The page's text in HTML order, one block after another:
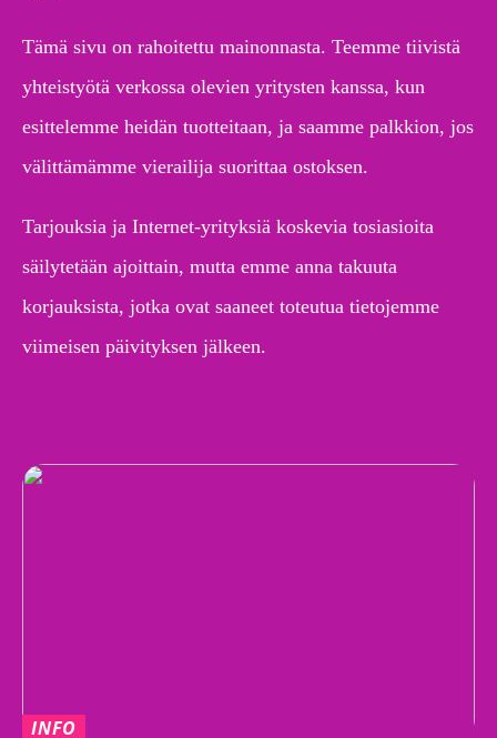
Tämä sivu on rahoitettu mainonnasta. Teemme tiivistä
yhteistyötä verkossa olevien yritysten kanssa, kun
esittelemme heidän tuotteitaan, ja saamme palkkion, jos
välittämämme vierailija suorittaa ostoksen.
Tarjouksia ja Internet-yrityksiä koskevia tosiasioita
säilytetään ajoittain, mutta emme anna takuuta
korjauksista, jotka ovat saaneet toteutua tietojemme
viimeisen päivityksen jälkeen.
INFO